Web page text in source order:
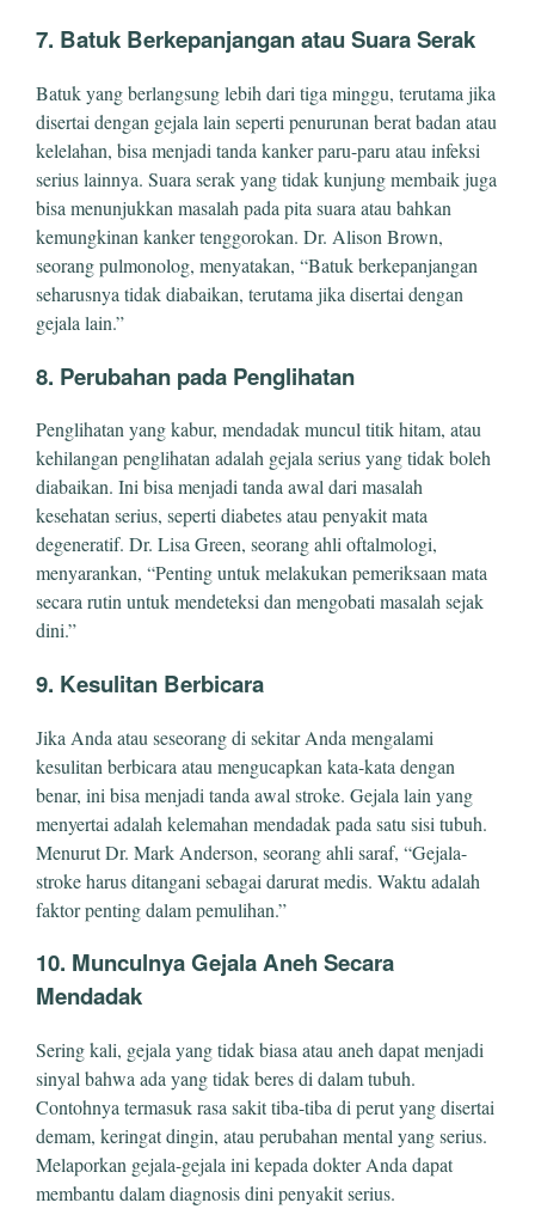
7. Batuk Berkepanjangan atau Suara Serak
Batuk yang berlangsung lebih dari tiga minggu, terutama jika
disertai dengan gejala lain seperti penurunan berat badan atau
kelelahan, bisa menjadi tanda kanker paru-paru atau infeksi
serius lainnya. Suara serak yang tidak kunjung membaik juga
bisa menunjukkan masalah pada pita suara atau bahkan
kemungkinan kanker tenggorokan. Dr. Alison Brown,
seorang pulmonolog, menyatakan, “Batuk berkepanjangan
seharusnya tidak diabaikan, terutama jika disertai dengan
gejala lain.”
8. Perubahan pada Penglihatan
Penglihatan yang kabur, mendadak muncul titik hitam, atau
kehilangan penglihatan adalah gejala serius yang tidak boleh
diabaikan. Ini bisa menjadi tanda awal dari masalah
kesehatan serius, seperti diabetes atau penyakit mata
degeneratif. Dr. Lisa Green, seorang ahli oftalmologi,
menyarankan, “Penting untuk melakukan pemeriksaan mata
secara rutin untuk mendeteksi dan mengobati masalah sejak
dini.”
9. Kesulitan Berbicara
Jika Anda atau seseorang di sekitar Anda mengalami
kesulitan berbicara atau mengucapkan kata-kata dengan
benar, ini bisa menjadi tanda awal stroke. Gejala lain yang
menyertai adalah kelemahan mendadak pada satu sisi tubuh.
Menurut Dr. Mark Anderson, seorang ahli saraf, “Gejala-
stroke harus ditangani sebagai darurat medis. Waktu adalah
faktor penting dalam pemulihan.”
10. Munculnya Gejala Aneh Secara
Mendadak
Sering kali, gejala yang tidak biasa atau aneh dapat menjadi
sinyal bahwa ada yang tidak beres di dalam tubuh.
Contohnya termasuk rasa sakit tiba-tiba di perut yang disertai
demam, keringat dingin, atau perubahan mental yang serius.
Melaporkan gejala-gejala ini kepada dokter Anda dapat
membantu dalam diagnosis dini penyakit serius.